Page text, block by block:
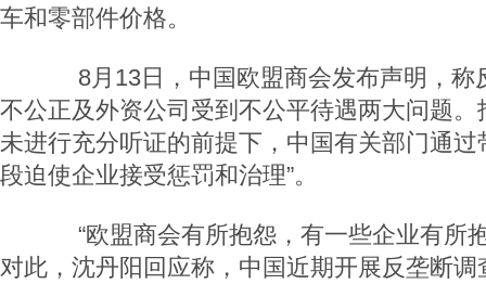
车和零部件价格。
8月13日，中国欧盟商会发布声明，称
不公正及外资公司受到不公平待遇两大问题。
未进行充分听证的前提下，中国有关部门通
段迫使企业接受惩罚和治理”。
“欧盟商会有所抱怨，有一些企业有所
对此，沈丹阳回应称，中国近期开展反垄断